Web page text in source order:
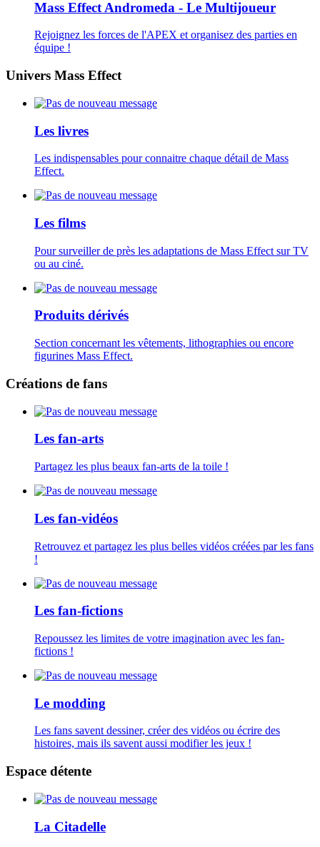
Mass Effect Andromeda - Le Multijoueur
Rejoignez les forces de l'APEX et organisez des parties en
équipe !
Univers Mass Effect
Les livres
Les indispensables pour connaitre chaque détail de Mass
Effect.
Les films
Pour surveiller de près les adaptations de Mass Effect sur TV
ou au ciné.
Produits dérivés
Section concernant les vêtements, lithographies ou encore
figurines Mass Effect.
Créations de fans
Les fan-arts
Partagez les plus beaux fan-arts de la toile !
Les fan-vidéos
Retrouvez et partagez les plus belles vidéos créées par les fans
!
Les fan-fictions
Repoussez les limites de votre imagination avec les fan-
fictions !
Le modding
Les fans savent dessiner, créer des vidéos ou écrire des
histoires, mais ils savent aussi modifier les jeux !
Espace détente
La Citadelle